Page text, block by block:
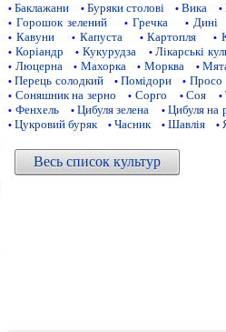
• Баклажани • Буряки столові • Вика •
• Горошок зелений • Гречка • Дині
• Кавуни • Капуста • Картопля •
• Коріандр • Кукурудза • Лікарські
• Люцерна • Махорка • Морква •
• Перець солодкий • Помідори • Просо
• Соняшник на зерно • Сорго • Соя •
• Фенхель • Цибуля зелена • Цибуля на
• Цукровий буряк • Часник • Шавлія •
Весь список культур